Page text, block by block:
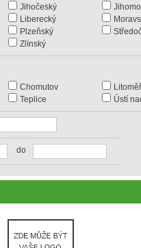
Jihočeský
Liberecký
Plzeňský
Zlínský
Chomutov
Teplice Ústí
do